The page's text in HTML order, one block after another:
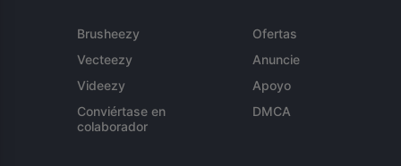
Brusheezy
Vecteezy
Videezy
Conviértase en
colaborador
Ofertas
Anuncie
Apoyo
DMCA